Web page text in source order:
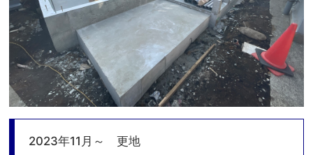
2023年11月～ 更地